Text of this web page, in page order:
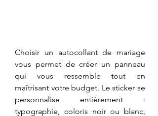
Choisir un autocollant de mariage
vous permet de créer un panneau
qui vous ressemble tout en
maîtrisant votre budget. Le sticker se
personnalise entièrement :
typographie, coloris noir ou blanc,